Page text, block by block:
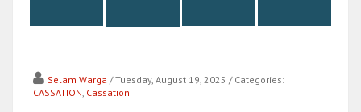
Selam Warga / Tuesday, August 19, 2025 / Categories:
CASSATION, Cassation